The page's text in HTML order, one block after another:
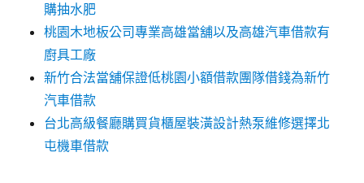
購抽水肥
桃園木地板公司專業高雄當舖以及高雄汽車借款有
廚具工廠
新竹合法當舖保證低桃園小額借款團隊借錢為新竹
汽車借款
台北高級餐廳購買貨櫃屋裝潢設計熱泵維修選擇北
屯機車借款